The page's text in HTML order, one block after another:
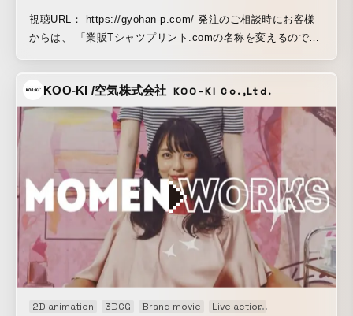
視聴URL： https://gyohan-p.com/ 発注のご相談時にお客様
からは、 「業販Tシャツプリント.comの名称を変えるのでロ
客様に認識して頂きたい」 とのご要望を頂き、デザイナーと
相談致しまして、業販Tシャツプリントで展開してる独自サー
ビス「T-Order」を30秒で、どれだけ分かりやすく表面部分に
触れ、ポップに伝えられるかを意識して制作し、実際に展示
会にて展示されました。 現在はサービスのWeb上にて掲載さ
れております。クライアント様とはヒアリングをしながら、
いかに広告として最大限のフックを映像に持たせられるかを
考えるところからスタートし、展示会に来場した方が一瞬見
ただけでも 「お！」 と感じるカットを作ることに焦点を絞
り、「これはPRしたい」と言う強み3つをアニメーションで
説明をすると言う構成を提案。 T-Orderシステムがいかに入
稿作業が手軽に行えるかをデザインとアニメーションで表現
しました。 展示会当日は、大きなモニターで出力した事もあ
り、足を止めてくれるお客様がとても多かったですとの評価
KOO-KI /空気株式会社 KOO-KI Co.,Ltd.
2D animation 3DCG Brand movie Live action